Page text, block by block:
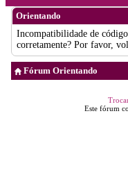
Orientando
Incompatibilidade de
corretamente? Por favor,
Fórum Orientando
Este fórum